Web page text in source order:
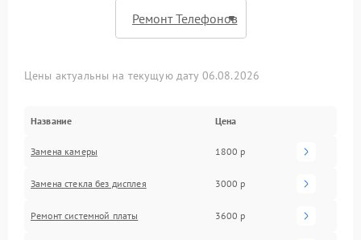
Цены актуальны на текущую дату 06.08.2026
Название Цена
Замена камеры 1800 р
Замена стекла без дисплея 3000 р
Ремонт системной платы 3600 р